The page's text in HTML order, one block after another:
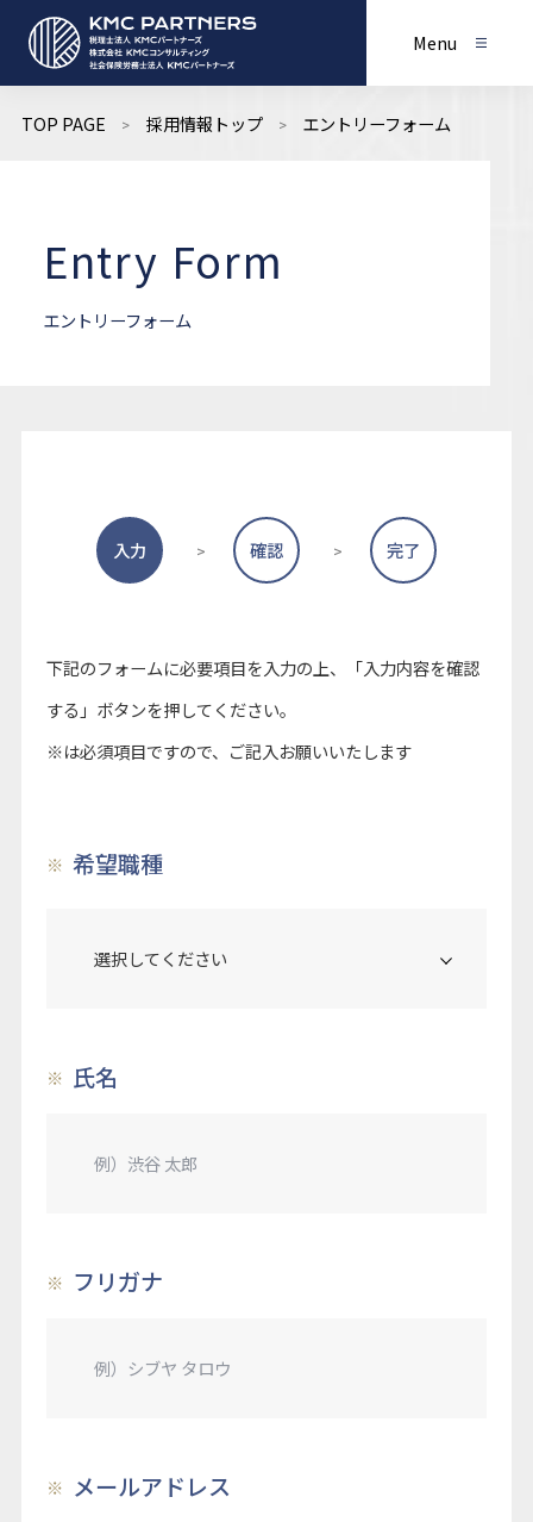
Menu
TOP PAGE 採用情報トップ エントリーフォーム
Entry Form
エントリーフォーム
入力 確認 完了
下記のフォームに必要項目を入力の上、「入力内容を確認
する」ボタンを押してください。
※は必須項目ですので、ご記入お願いいたします
希望職種
氏名
フリガナ
メールアドレス